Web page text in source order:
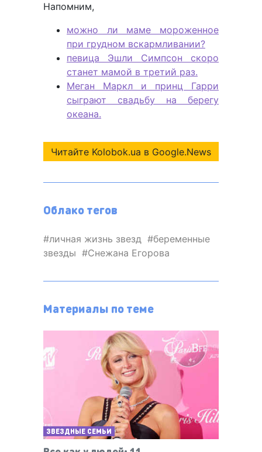
Напомним,
можно ли маме мороженное
при грудном вскармливании?
певица Эшли Симпсон скоро
станет мамой в третий раз.
Меган Маркл и принц Гарри
сыграют свадьбу на берегу
океана.
Читайте Kolobok.ua в Google.News
Облако тегов
личная жизнь звезд
беременные
звезды
Снежана Егорова
Материалы по теме
ЗВЕЗДНЫЕ СЕМЬИ